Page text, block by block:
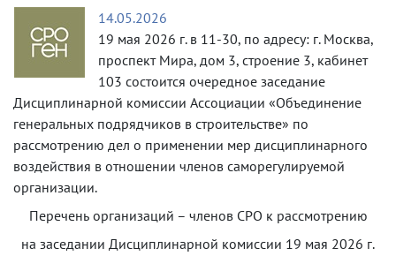
14.05.2026
19 мая 2026 г. в 11-30, по адресу: г. Москва,
проспект Мира, дом 3, строение 3, кабинет
103 состоится очередное заседание
Дисциплинарной комиссии Ассоциации «Объединение
генеральных подрядчиков в строительстве» по
рассмотрению дел о применении мер дисциплинарного
воздействия в отношении членов саморегулируемой
организации.
Перечень организаций – членов СРО к рассмотрению
на заседании Дисциплинарной комиссии 19 мая 2026 г.